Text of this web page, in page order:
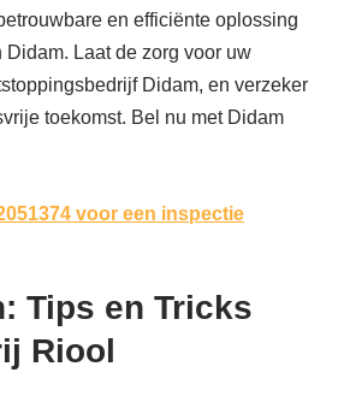
en efficiënte oplossing
Didam. Laat de zorg voor uw
Didam, en verzeker
toekomst. Bel nu met Didam
voor een inspectie
Tips en Tricks
Riool